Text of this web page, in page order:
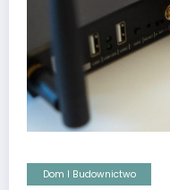
Dom I Budownictwo